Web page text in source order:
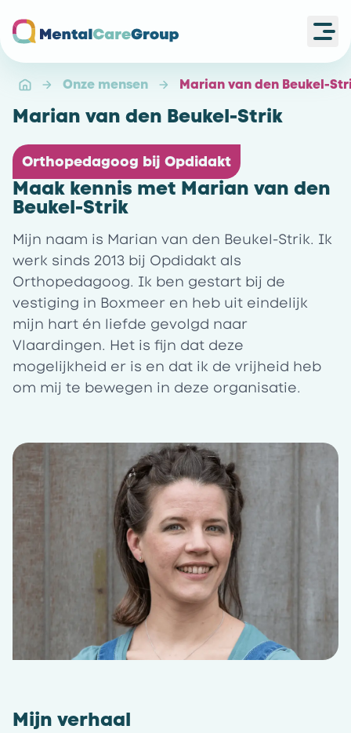
Onze mensen Marian van den Beukel-
Marian van den Beukel-Strik
Maak kennis met Marian van den
Beukel-Strik
Orthopedagoog bij Opdidakt
Mijn naam is Marian van den Beukel-Strik. Ik
werk sinds 2013 bij Opdidakt als
Orthopedagoog. Ik ben gestart bij de
vestiging in Boxmeer en heb uit eindelijk
mijn hart én liefde gevolgd naar
Vlaardingen. Het is fijn dat deze
mogelijkheid er is en dat ik de vrijheid heb
om mij te bewegen in deze organisatie.
Mijn verhaal